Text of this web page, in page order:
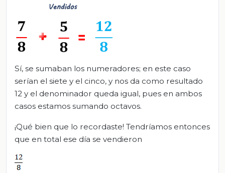
Sí, se sumaban los numeradores; en este caso
serían el siete y el cinco, y nos da como resultado
12 y el denominador queda igual, pues en ambos
casos estamos sumando octavos.
¡Qué bien que lo recordaste! Tendríamos entonces
que en total ese día se vendieron